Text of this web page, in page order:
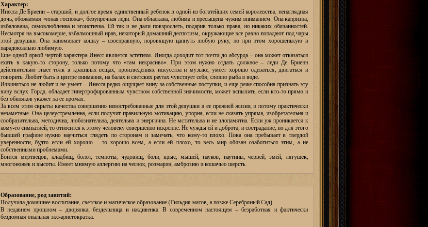
Характер:
Инесса Де Бриенн – старший, и долгое время единственный ребенок в одной из богатейших семей королевства, ненаглядная
дочь, обожаемая «юная госпожа», безупречная леди. Она обласкана, любима и пресыщена чужим вниманием. Она капризна,
избалована, самовлюбленна и эгоистична. Ей так и не дали повзрослеть, подарив только права, но никаких обязанностей.
Несмотря на высокомерие, взбалмошный нрав, некоторый домашний деспотизм, окружающие все равно попадают под чары
этой девушки. Она напоминает кошку – своенравную, норовящую цапнуть любую руку, но при этом хорошенькую и
парадоксально любимую.
Еще одной яркой чертой характера Инесс является эстетизм. Иногда доходит тот почти до абсурда – она может отказаться
ехать в какую-то сторону, только потому что «там некрасиво». При этом нужно отдать должное – леди Де Бриенн
действительно знает толк в красивых вещах, произведениях искусства и музыке, умеет хорошо одеваться, двигаться и
говорить. Любит быть в центре внимания, на балах и светских раутах чувствует себя, словно рыба в воде.
Извиняться не любит и не умеет – Инесса редко ощущает вину за собственные поступки, и еще реже способна признать эту
вину вслух. Горда, обладает гипертрофированным чувством собственной значимости, может вспылить, если кто-то прямо и
без обиняков укажет на ее промах.
За всем этим скрыты качества совершенно невостребованные для этой девушки в ее прежней жизни, и потому практически
незаметные. Она целеустремленна, если получит правильную мотивацию, упорна, если не сказать упряма, изобретательна и
сообразительна, методична, любознательна, деятельна и энергична. Не мстительна и не злопамятна. Если уж проникается к
кому-то симпатией, то относится к этому человеку совершенно искренне. Не чужды ей и доброта, и сострадание, но для этого
бывшей графине нужно научиться глядеть по сторонам и замечать, что кому-то плохо. Пока она пребывает в твердой
уверенности, будто если ей хорошо – то хорошо всем, а если ей плохо, то весь мир обязан озаботиться этим, а не
собственными проблемами.
Боится мертвецов, кладбищ, болот, темноты, чудовищ, боли, крыс, мышей, пауков, паутины, червей, змей, лягушек,
многоножек и высоты. Имеет мнимую аллергию на чеснок, розмарин, амброзию и кошачью шерсть.
Образование, род занятий:
Получила домашнее воспитание, светское и магическое образование (Гильдия магов, а позже Серебряный Сад).
В недавнем прошлом – дворянка, бездельница и иждивенка. В современном настоящем – безработная и фактически
бездомная опальная экс-аристократка.